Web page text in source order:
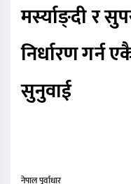
मर्स्याङ्दी र
निर्धारण गर्न
सुनुवाई
नेपाल पूर्वाधार